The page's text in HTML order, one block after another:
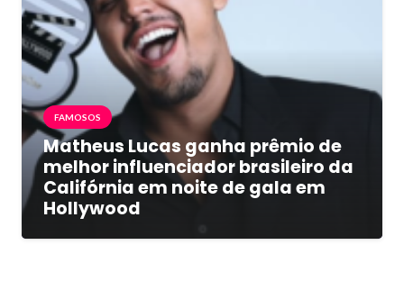
FAMOSOS
Matheus Lucas ganha prêmio de
melhor influenciador brasileiro da
Califórnia em noite de gala em
Hollywood